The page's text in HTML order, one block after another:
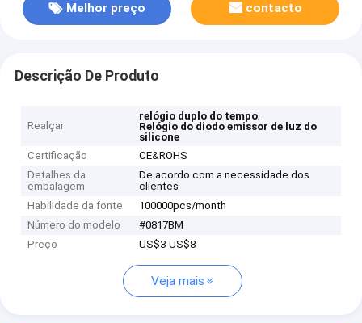
Melhor preço contacto
Descrição De Produto
Realçar
relógio duplo do tempo,
Relógio do diodo emissor de luz do
silicone
Certificação
CE&ROHS
Detalhes da
embalagem
De acordo com a necessidade dos
clientes
Habilidade da fonte
100000pcs/month
Número do modelo
#0817BM
Preço
US$3-US$8
Veja mais